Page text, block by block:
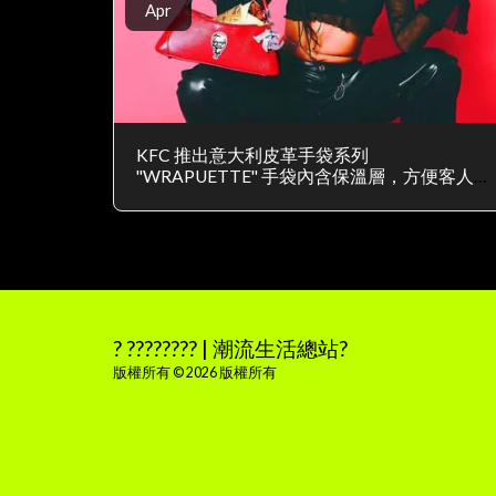
Apr
KFC 推出意大利皮革手袋系列
"WRAPUETTE" 手袋內含保溫層，方便客人
? ???????? | 潮流生活總站?
版權所有 © 2026 版權所有